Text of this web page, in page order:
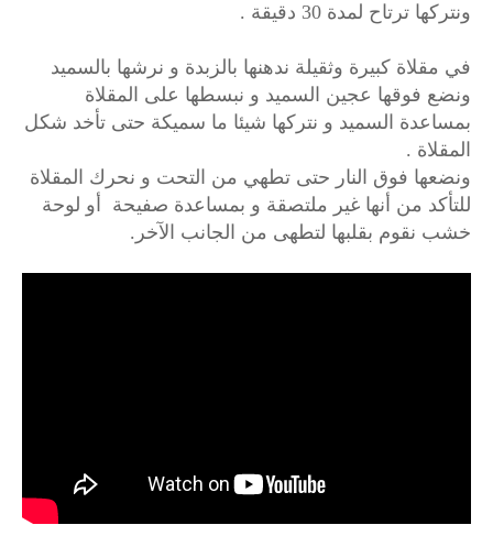
ونتركها ترتاح لمدة 30 دقيقة .
في مقلاة كبيرة وثقيلة ندهنها بالزبدة و نرشها بالسميد
ونضع فوقها عجين السميد و نبسطها على المقلاة
بمساعدة السميد و نتركها شيئا ما سميكة حتى تأخد شكل
المقلاة .
ونضعها فوق النار حتى تطهي من التحت و نحرك المقلاة
للتأكد من أنها غير ملتصقة و بمساعدة صفيحة أو لوحة
خشب نقوم بقلبها لتطهى من الجانب الآخر.